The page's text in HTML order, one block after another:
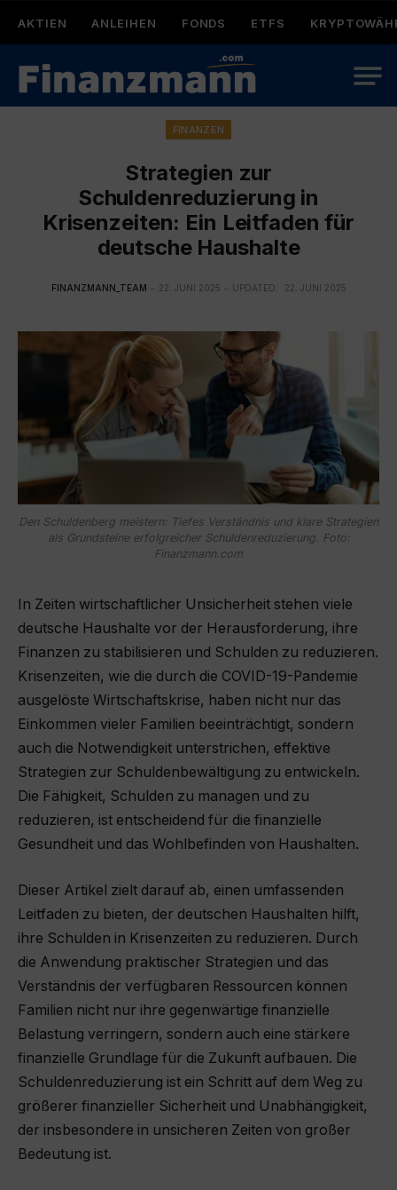
AKTIEN ANLEIHEN FONDS ETFS
FINANZEN
Strategien zur
Schuldenreduzierung in
Krisenzeiten: Ein Leitfaden für
deutsche Haushalte
FINANZMANN_TEAM 22. JUNI 2025 UPDATED: 22. JUNI 2025
Den Schuldenberg meistern: Tiefes Verständnis und klare Strategien
als Grundsteine erfolgreicher Schuldenreduzierung. Foto:
Finanzmann.com
In Zeiten wirtschaftlicher Unsicherheit stehen viele
deutsche Haushalte vor der Herausforderung, ihre
Finanzen zu stabilisieren und Schulden zu reduzieren.
Krisenzeiten, wie die durch die COVID-19-Pandemie
ausgelöste Wirtschaftskrise, haben nicht nur das
Einkommen vieler Familien beeinträchtigt, sondern
auch die Notwendigkeit unterstrichen, effektive
Strategien zur Schuldenbewältigung zu entwickeln.
Die Fähigkeit, Schulden zu managen und zu
reduzieren, ist entscheidend für die finanzielle
Gesundheit und das Wohlbefinden von Haushalten.
Dieser Artikel zielt darauf ab, einen umfassenden
Leitfaden zu bieten, der deutschen Haushalten hilft,
ihre Schulden in Krisenzeiten zu reduzieren. Durch
die Anwendung praktischer Strategien und das
Verständnis der verfügbaren Ressourcen können
Familien nicht nur ihre gegenwärtige finanzielle
Belastung verringern, sondern auch eine stärkere
finanzielle Grundlage für die Zukunft aufbauen. Die
Schuldenreduzierung ist ein Schritt auf dem Weg zu
größerer finanzieller Sicherheit und Unabhängigkeit,
der insbesondere in unsicheren Zeiten von großer
Bedeutung ist.